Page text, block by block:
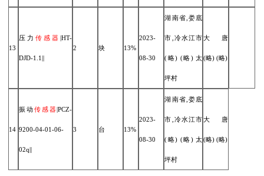
13
压力传感器|HT-
DJD-1.1||
2 块 13%
2023-
08-30
湖南省,娄底
市,冷水江市
(略) (略) 太
坪村
大唐
(略) (略)
14
振动传感器|PCZ-
9200-04-01-06-
02q||
3 台 13%
2023-
08-30
湖南省,娄底
市,冷水江市
(略) (略) 太
坪村
大唐
(略) (略)